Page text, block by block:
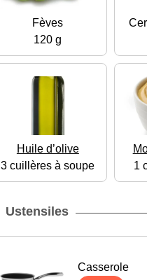
Fèves
120 g
Huile d’olive
3 cuillères à soupe
1
Ustensiles
Casserole